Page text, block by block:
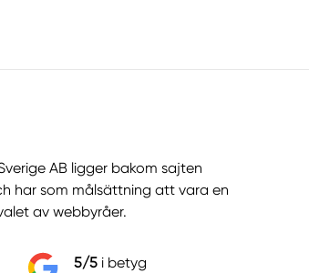
AB ligger bakom sajten
har som målsättning att vara en
av webbyråer.
5/5 i betyg